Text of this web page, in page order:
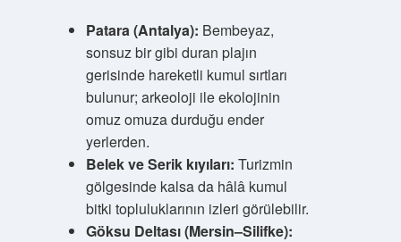
Patara (Antalya): Bembeyaz,
sonsuz bir gibi duran plajın
gerisinde hareketli kumul sırtları
bulunur; arkeoloji ile ekolojinin
omuz omuza durduğu ender
yerlerden.
Belek ve Serik kıyıları: Turizmin
gölgesinde kalsa da hâlâ kumul
bitki topluluklarının izleri görülebilir.
Göksu Deltası (Mersin–Silifke):